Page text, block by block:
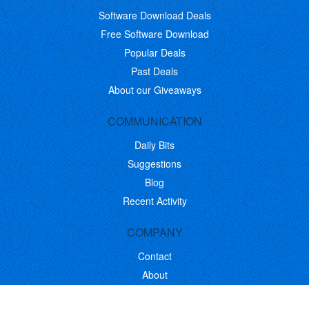
Software Download Deals
Free Software Download
Popular Deals
Past Deals
About our Giveaways
COMMUNICATION
Daily Bits
Suggestions
Blog
Recent Activity
COMPANY
Contact
About